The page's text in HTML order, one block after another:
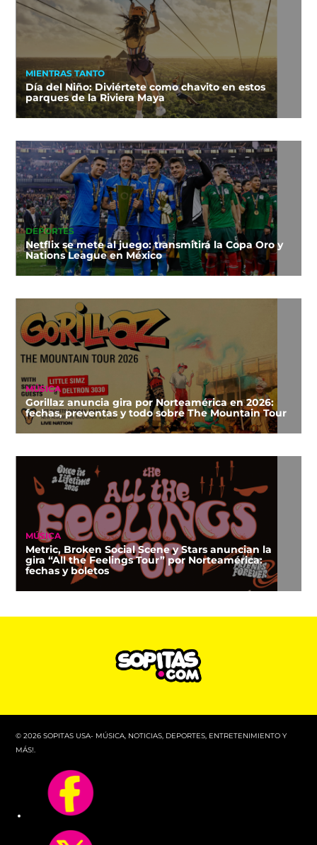
MIENTRAS TANTO
Día del Niño: Diviértete como chavito en estos
parques de la Riviera Maya
DEPORTES
Netflix se mete al juego: transmitirá la Copa Oro y
Nations League en México
MÚSICA
Gorillaz anuncia gira por Norteamérica en 2026:
fechas, preventas y todo sobre The Mountain Tour
MÚSICA
Metric, Broken Social Scene y Stars anuncian la
gira “All the Feelings Tour” por Norteamérica:
fechas y boletos
© 2026 SOPITAS USA- MÚSICA, NOTICIAS, DEPORTES, ENTRETENIMIENTO Y
MÁS!.